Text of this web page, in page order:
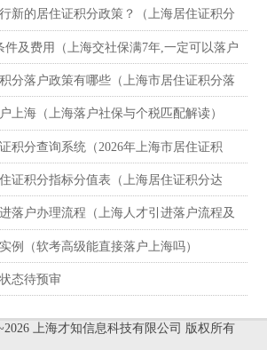
）
新的居住证积分政策？（上海居住证积分
件及费用（上海交社保满7年,一定可以落户
分落户政策有哪些（上海市居住证积分落
上海（上海落户社保与个税匹配解读）
积分查询系统（2026年上海市居住证积
证积分指标分值表（上海居住证积分达
落户办理流程（上海人才引进落户流程及
例（软考高级能直接落户上海吗）
态待预审
上海才知信息科技有限公司 版权所有